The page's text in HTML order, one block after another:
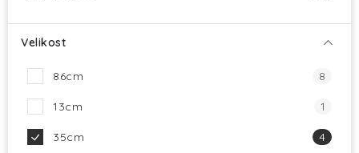
Velikost
86cm 8
13cm 1
35cm 4